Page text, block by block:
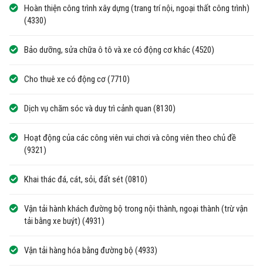
Hoàn thiện công trình xây dựng (trang trí nội, ngoại thất công trình)
(4330)
Bảo dưỡng, sửa chữa ô tô và xe có động cơ khác (4520)
Cho thuê xe có động cơ (7710)
Dịch vụ chăm sóc và duy trì cảnh quan (8130)
Hoạt động của các công viên vui chơi và công viên theo chủ đề
(9321)
Khai thác đá, cát, sỏi, đất sét (0810)
Vận tải hành khách đường bộ trong nội thành, ngoại thành (trừ vận
tải bằng xe buýt) (4931)
Vận tải hàng hóa bằng đường bộ (4933)